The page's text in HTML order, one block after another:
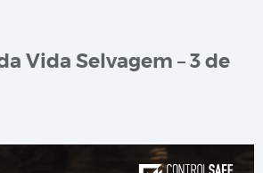
Vida Selvagem – 3 de